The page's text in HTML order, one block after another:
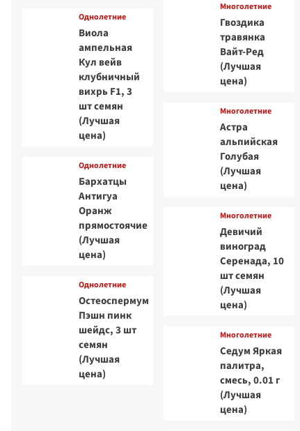
Однолетние
Виола
ампельная
Кул вейв
клубничный
вихрь F1, 3
шт семян
(Лучшая
цена)
Однолетние
Бархатцы
Антигуа
Оранж
прямостоячие
(Лучшая
цена)
Однолетние
Остеоспермум
Пэшн пинк
шейдс, 3 шт
семян
(Лучшая
цена)
Многолетние
Гвоздика
травянка
Вайт-Ред
(Лучшая
цена)
Многолетние
Астра
альпийская
Голубая
(Лучшая
цена)
Многолетние
Девичий
виноград
Серенада, 10
шт семян
(Лучшая
цена)
Многолетние
Седум Яркая
палитра,
смесь, 0.01 г
(Лучшая
цена)